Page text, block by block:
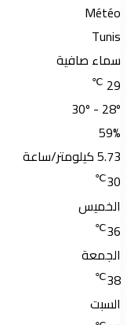
Météo
Tunis
سماء صافية
29
℃
30º - 28º
59%
5.73 كيلومتر/ساعة
30
℃
الخميس
36
℃
الجمعة
38
℃
السبت